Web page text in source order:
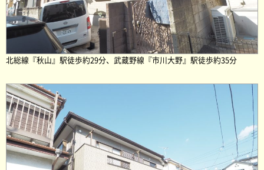
北総線『秋山』駅徒歩約29分、武蔵野線『市川大野』駅徒歩約35分